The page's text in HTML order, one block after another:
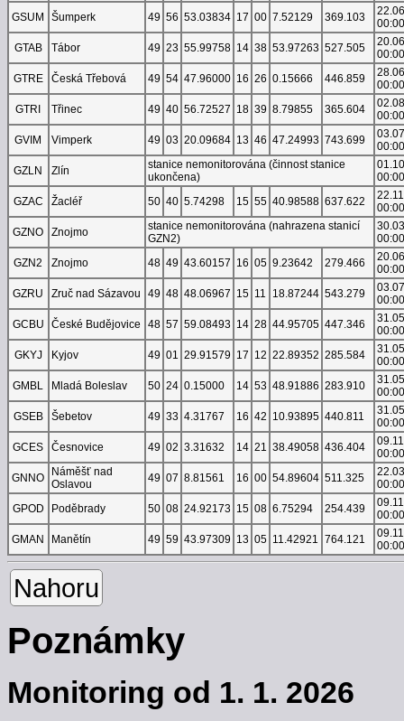
GSUM
Šumperk 49 56 53.03834 17 00 7.52129 369.103
00:00
GTAB
Tábor 49 23 55.99758 14 38 53.97263 527.505
00:00
GTRE
Česká Třebová 49 54 47.96000 16 26 0.15666 446.859
00:00
GTRI
Třinec 49 40 56.72527 18 39 8.79855 365.604
00:00
GVIM
Vimperk 49 03 20.09684 13 46 47.24993 743.699
00:00
GZLN
Zlín
stanice nemonitorována (činnost stanice
ukončena)
00:00
GZAC
Žacléř 50 40 5.74298 15 55 40.98588 637.622
00:00
GZNO
Znojmo
stanice nemonitorována (nahrazena stanicí
GZN2)
00:00
GZN2
Znojmo 48 49 43.60157 16 05 9.23642 279.466
00:00
GZRU
Zruč nad Sázavou 49 48 48.06967 15 11 18.87244 543.279
00:00
GCBU
České Budějovice 48 57 59.08493 14 28 44.95705 447.346
00:00
GKYJ
Kyjov 49 01 29.91579 17 12 22.89352 285.584
00:00
GMBL
Mladá Boleslav 50 24 0.15000 14 53 48.91886 283.910
00:00
GSEB
Šebetov 49 33 4.31767 16 42 10.93895 440.811
00:00
GCES
Česnovice 49 02 3.31632 14 21 38.49058 436.404
00:00
GNNO
Náměšť nad
Oslavou
49 07 8.81561 16 00 54.89604 511.325
00:00
GPOD
Poděbrady 50 08 24.92173 15 08 6.75294 254.439
00:00
GMAN
Manětín 49 59 43.97309 13 05 11.42921 764.121
00:00
Nahoru
Poznámky
Monitoring od 1. 1. 2026